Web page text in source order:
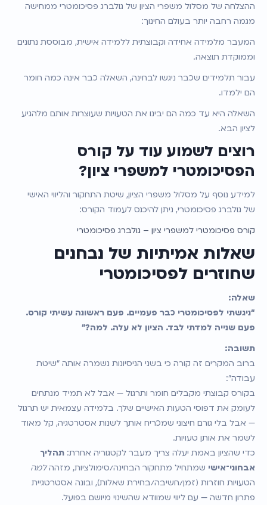
ההצלחה של מסלול משפרי הציון של גולברג פסיכומטרי ממחישה
מגמה רחבה יותר בעולם החינוך:
המעבר מלמידה אחידה וקבוצתית ללמידה אישית, מבוססת נתונים
וממוקדת תוצאה.
עבור תלמידים שכבר ניגשו לבחינה, השאלה כבר אינה כמה חומר
הם ילמדו.
השאלה היא עד כמה הם יבינו את הטעויות שעוצרות אותם מלהגיע
לציון הבא.
רוצים לשמוע עוד על קורס
הפסיכומטרי למשפרי ציון?
למידע נוסף על מסלול משפרי הציון, שיטת התחקור והליווי האישי
של גולברג פסיכומטרי, ניתן להיכנס לעמוד הקורס:
קורס פסיכומטרי למשפרי ציון – גולברג פסיכומטרי
שאלות אמיתיות של נבחנים
שחוזרים לפסיכומטרי
שאלה:
“ניגשתי לפסיכומטרי כבר פעמיים. פעם ראשונה עשיתי קורס.
פעם שנייה למדתי לבד. הציון לא עלה. למה?”
תשובה:
ברוב המקרים זה קורה כי בשני הניסיונות נשמרה אותה “שיטת
עבודה”:
בקורס קבוצתי מקבלים חומר ותרגול — אבל לא תמיד מנתחים
לעומק את דפוסי הטעות האישיים שלך. בלמידה עצמאית יש תרגול
— אבל בלי גורם חיצוני שמכריח אותך לשנות אסטרטגיה, קל מאוד
לשמר את אותן טעויות.
כדי שהציון באמת יעלה צריך מעבר לקטגוריה אחרת: תהליך
אבחוני־אישי שמתחיל מתחקור הבחינה/סימולציות, מזהה למה
הטעויות חוזרות (זמן/חשיבה/בחירת שאלות), ובונה אסטרטגיית
פתרון חדשה — עם ליווי שמוודא שהשינוי מיושם בפועל.